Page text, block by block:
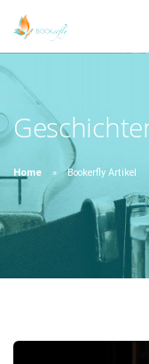
Home Bookerfly Artikel